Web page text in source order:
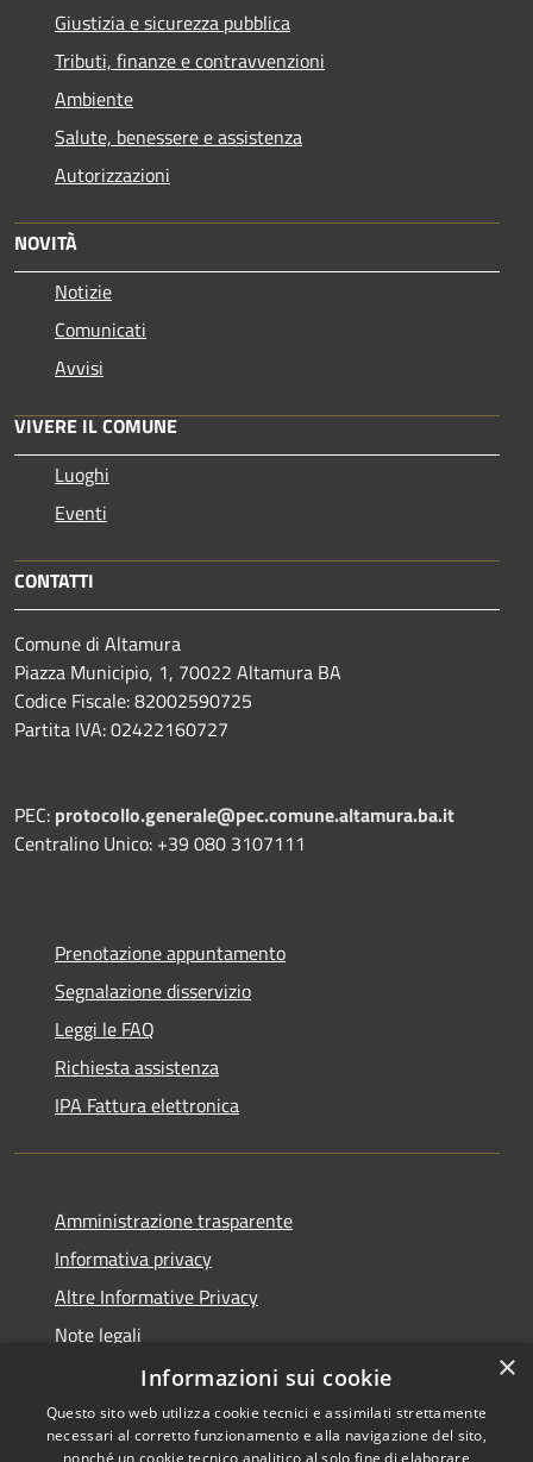
Giustizia e sicurezza pubblica
Tributi, finanze e contravvenzioni
Ambiente
Salute, benessere e assistenza
Autorizzazioni
NOVITÀ
Notizie
Comunicati
Avvisi
VIVERE IL COMUNE
Luoghi
Eventi
CONTATTI
Comune di Altamura
Piazza Municipio, 1, 70022 Altamura BA
Codice Fiscale: 82002590725
Partita IVA: 02422160727
PEC: protocollo.generale@pec.comune.altamura.ba.it
Centralino Unico: +39 080 3107111
Prenotazione appuntamento
Segnalazione disservizio
Leggi le FAQ
Richiesta assistenza
IPA Fattura elettronica
Amministrazione trasparente
Informativa privacy
Altre Informative Privacy
Note legali
Dichiarazione di accessibilità
×
Informazioni sui cookie
Questo sito web utilizza cookie tecnici e assimilati strettamente
necessari al corretto funzionamento e alla navigazione del sito,
nonché un cookie tecnico analitico al solo fine di elaborare